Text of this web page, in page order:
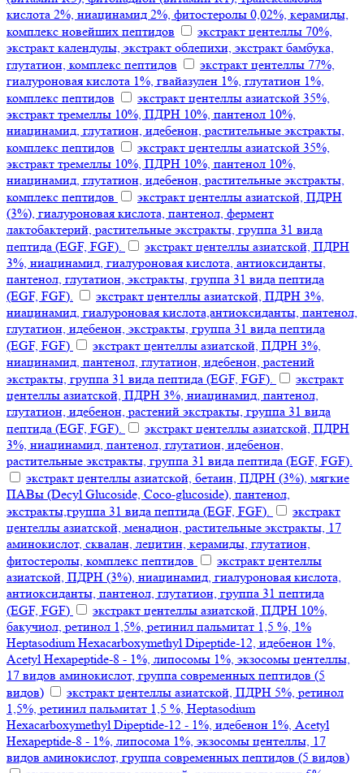
кислота 2%, ниацинамид 2%, фитостеролы 0,02%, керамиды,
комплекс новейших пептидов
экстракт центеллы 70%,
экстракт календулы, экстракт облепихи, экстракт бамбука,
глутатион, комплекс пептидов
экстракт центеллы 77%,
гиалуроновая кислота 1%, гвайазулен 1%, глутатион 1%,
комплекс пептидов
экстракт центеллы азиатской 35%,
экстракт тремеллы 10%, ПДРН 10%, пантенол 10%,
ниацинамид, глутатион, идебенон, растительные экстракты,
комплекс пептидов
экстракт центеллы азиатской 35%,
экстракт тремеллы 10%, ПДРН 10%, пантенол 10%,
ниацинамид, глутатион, идебенон, растительные экстракты,
комплекс пептидов
экстракт центеллы азиатской, ПДРН
(3%), гиалуроновая кислота, пантенол, фермент
лактобактерий, растительные экстракты, группа 31 вида
пептида (EGF, FGF).
экстракт центеллы азиатской, ПДРН
3%, ниацинамид, гиалуроновая кислота, антиоксиданты,
пантенол, глутатион, экстракты, группа 31 вида пептида
(EGF, FGF).
экстракт центеллы азиатской, ПДРН 3%,
ниацинамид, гиалуроновая кислота,антиоксиданты, пантенол,
глутатион, идебенон, экстракты, группа 31 вида пептида
(EGF, FGF)
экстракт центеллы азиатской, ПДРН 3%,
ниацинамид, пантенол, глутатион, идебенон, растений
экстракты, группа 31 вида пептида (EGF, FGF).
экстракт
центеллы азиатской, ПДРН 3%, ниацинамид, пантенол,
глутатион, идебенон, растений экстракты, группа 31 вида
пептида (EGF, FGF).
экстракт центеллы азиатской, ПДРН
3%, ниацинамид, пантенол, глутатион, идебенон,
растительные экстракты, группа 31 вида пептида (EGF, FGF).
экстракт центеллы азиатской, бетаин, ПДРН (3%), мягкие
ПАВы (Decyl Glucoside, Coco-glucoside), пантенол,
экстракты,группа 31 вида пептида (EGF, FGF).
экстракт
центеллы азиатской, менадион, растительные экстракты, 17
аминокислот, сквалан, лецитин, керамиды, глутатион,
фитостеролы, комплекс пептидов
экстракт центеллы
азиатской, ПДРН (3%), ниацинамид, гиалуроновая кислота,
антиоксиданты, пантенол, глутатион, группа 31 пептида
(EGF, FGF)
экстракт центеллы азиатской, ПДРН 10%,
бакучиол, ретинол 1,5%, ретинил пальмитат 1,5 %, 1%
Heptasodium Hexacarboxymethyl Dipeptide-12, идебенон 1%,
Acetyl Hexapeptide-8 - 1%, липосомы 1%, экзосомы центеллы,
17 видов аминокислот, группа современных пептидов (5
видов)
экстракт центеллы азиатской, ПДРН 5%, ретинол
1,5%, ретинил пальмитат 1,5 %, Heptasodium
Hexacarboxymethyl Dipeptide-12 - 1%, идебенон 1%, Acetyl
Hexapeptide-8 - 1%, липосома 1%, экзосомы центеллы, 17
видов аминокислот, группа современных пептидов (5 видов)